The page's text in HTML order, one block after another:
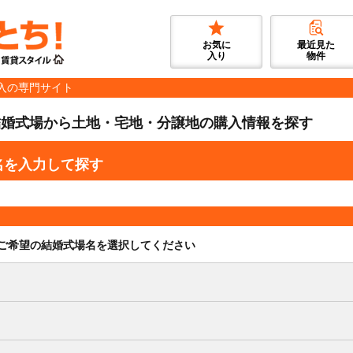
お気に
入り
最近見た
物件
の専門サイト
式場から土地・宅地・分譲地の購入情報を探す
入力して探す
希望の結婚式場名を選択してください